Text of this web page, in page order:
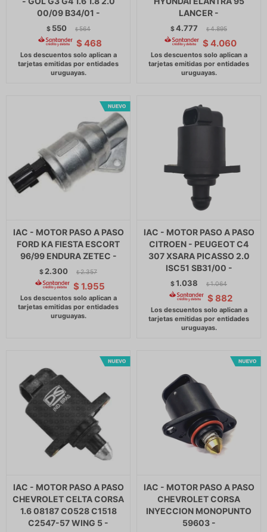
00/09 B34/01 -
$ 550 $ 564
$ 468
LANCER -
$4.777 $ 4.895
$ 4.060
IAC - MOTOR PASO A PASO
FORD KA FIESTA ESCORT
96/99 ENDURA ZETEC -
$ 2.300 $ 2.357
$ 1.955
IAC - MOTOR PASO A PASO
CITROEN - PEUGEOT C4
307 XSARA PICASSO 2.0
ISC51 SB31/00 -
$1.038 $ 1.064
$ 882
IAC - MOTOR PASO A PASO
CHEVROLET CELTA CORSA
1.6 08187 C0528 C1518
C2547-57 WING 5 -
IAC - MOTOR PASO A PASO
CHEVROLET CORSA
INYECCION MONOPUNTO
59603 -